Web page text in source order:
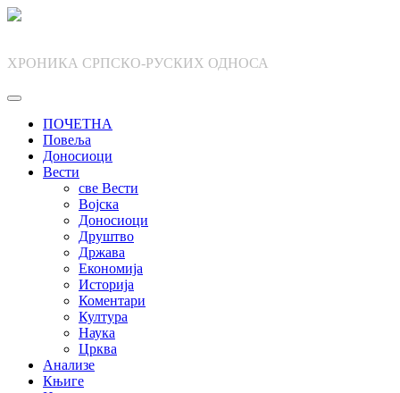
Skip
ХРОНИКА СРПСКО-РУСКИХ ОДНОСА
ПОЧЕТНА
Повеља
Доносиоци
Вести
све Вести
Војска
Доносиоци
Друштво
Држава
Економија
Историја
Коментари
Култура
Наука
Црква
Анализе
Књиге